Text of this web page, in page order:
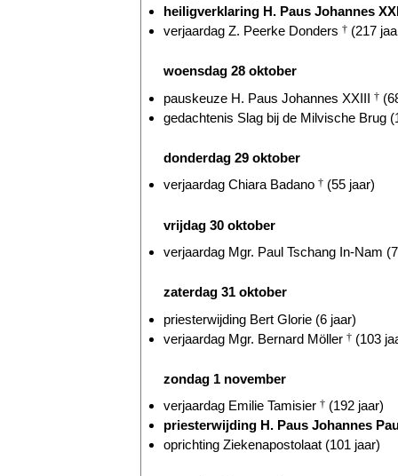
heiligverklaring H. Paus Johannes
verjaardag Z. Peerke Donders † (217
woensdag 28 oktober
pauskeuze H. Paus Johannes XXIII †
gedachtenis Slag bij de Milvische Brug
donderdag 29 oktober
verjaardag Chiara Badano † (55 jaar)
vrijdag 30 oktober
verjaardag Mgr. Paul Tschang In-Nam
zaterdag 31 oktober
priesterwijding Bert Glorie (6 jaar)
verjaardag Mgr. Bernard Möller † (103
zondag 1 november
verjaardag Emilie Tamisier † (192 jaar)
priesterwijding H. Paus Johannes
oprichting Ziekenapostolaat (101 jaar)